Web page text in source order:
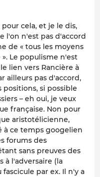
cela, et je le dis,
l'on n'est pas d'accord
de « tous les moyens
Le populisme n'est
lien vers Rancière à
ailleurs pas d'accord,
positions, si possible
– eh oui, je veux
française. Non pour
aristotélicienne,
à ce temps googelien
forums des
sans preuves des
à l'adversaire (la
par ex. Il n'y a